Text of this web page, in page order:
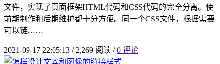
文件，实现了页面框架HTML代码和CSS代码的完全分离。使
前期制作和后期维护都十分方便。同一个CSS文件，根据需要
可以链……
2021-09-17 22:05:13 /2,269 阅读 / 0 评论